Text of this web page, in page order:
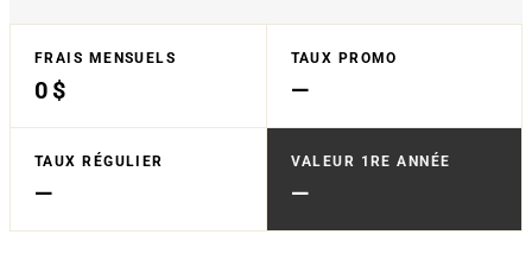
FRAIS MENSUELS
0 $
TAUX PROMO
—
TAUX RÉGULIER
—
VALEUR 1RE ANNÉE
—